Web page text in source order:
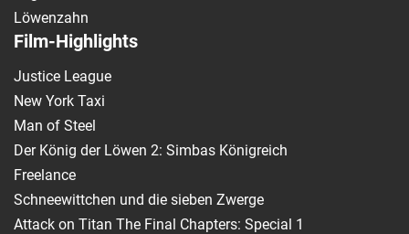
Löwenzahn
Film-Highlights
Justice League
New York Taxi
Man of Steel
Der König der Löwen 2: Simbas Königreich
Freelance
Schneewittchen und die sieben Zwerge
Attack on Titan The Final Chapters: Special 1